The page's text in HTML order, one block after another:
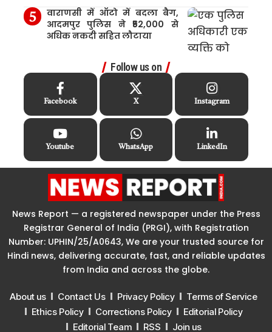
वाराणसी में ऑटो में बदला बैग,
आदमपुर पुलिस ने ₹52,000 से
अधिक नकदी सहित लौटाया
Follow us on
Facebook X Instagram
Youtube WhatsApp LinkedIn
News Report — a registered newspaper under the Press
Registrar General of India (PRGI), with Registration
Number: UPHIN/25/A0643, We are your trusted source for
Hindi news, delivering accurate, fast, and reliable updates
from India and across the globe.
About us Contact Us Privacy Policy
Terms of Service
Ethics Policy
Corrections Policy
Editorial Policy
Editorial Team
RSS Join us